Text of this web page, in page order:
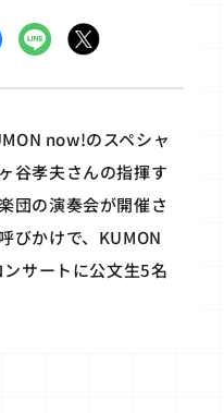
now!のスペシャ
谷孝夫さんの指揮す
団の演奏会が開催さ
びかけで、KUMON
サートに公文生5名